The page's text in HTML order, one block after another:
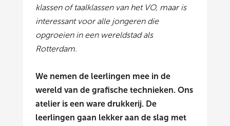
klassen of taalklassen van het VO, maar is
interessant voor alle jongeren die
opgroeien in een wereldstad als
Rotterdam.
We nemen de leerlingen mee in de
wereld van de grafische technieken. Ons
atelier is een ware drukkerij. De
leerlingen gaan lekker aan de slag met